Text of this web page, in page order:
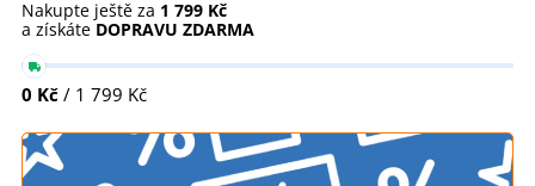
Nakupte ještě za 1 799 Kč
a získáte DOPRAVU ZDARMA
0 Kč / 1 799 Kč